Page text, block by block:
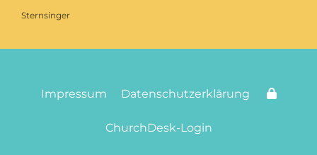
Sternsinger
Impressum Datenschutzerklärung
ChurchDesk-Login